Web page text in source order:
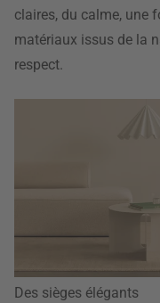
claires, du calme, une
matériaux issus de la
respect.
Des sièges élégants